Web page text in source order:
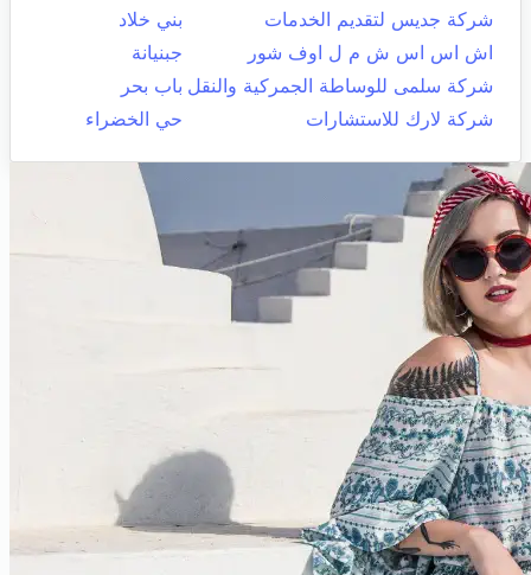
شركة جديس لتقديم الخدمات
بني خلاد
اش اس اس ش م ل اوف شور
جبنيانة
شركة سلمى للوساطة الجمركية والنقل باب بحر
شركة لارك للاستشارات
حي الخضراء